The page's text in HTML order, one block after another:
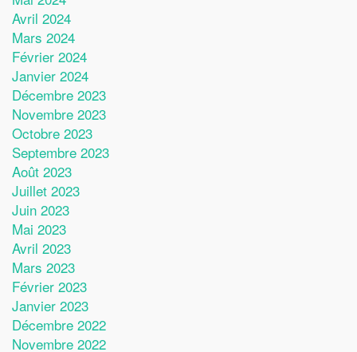
Avril 2024
Mars 2024
Février 2024
Janvier 2024
Décembre 2023
Novembre 2023
Octobre 2023
Septembre 2023
Août 2023
Juillet 2023
Juin 2023
Mai 2023
Avril 2023
Mars 2023
Février 2023
Janvier 2023
Décembre 2022
Novembre 2022